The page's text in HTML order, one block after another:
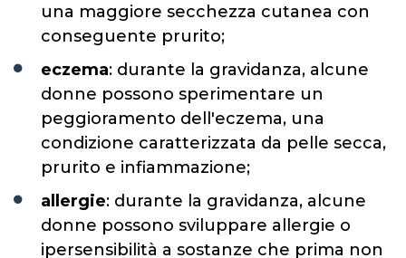
una maggiore secchezza cutanea con
conseguente prurito;
eczema: durante la gravidanza, alcune
donne possono sperimentare un
peggioramento dell'eczema, una
condizione caratterizzata da pelle secca,
prurito e infiammazione;
allergie: durante la gravidanza, alcune
donne possono sviluppare allergie o
ipersensibilità a sostanze che prima non